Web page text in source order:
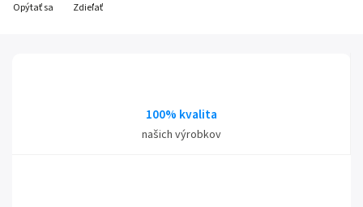
Opýtať sa Zdieľať
100% kvalita
našich výrobkov